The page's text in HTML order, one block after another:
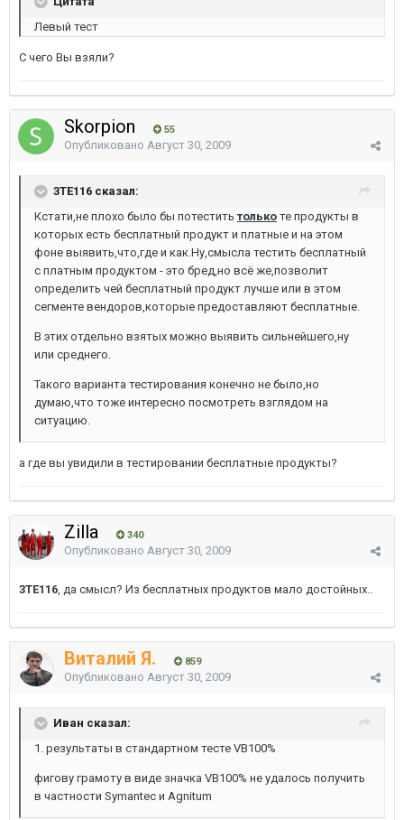
Левый тест
С чего Вы взяли?
Skorpion 55
Опубликовано Август 30, 2009
3TE116 сказал:
Кстати,не плохо было бы потеститьтолько те продукты в
которых есть бесплатный продукт и платные и на этом
фоне выявить,что,где и как.Ну,смысла тестить бесплатный
с платным продуктом - это бред,но всё же,позволит
определить чей бесплатный продукт лучше или в этом
сегменте вендоров,которые предоставляют бесплатные.
В этих отдельно взятых можно выявить сильнейшего,ну
или среднего.
Такого варианта тестирования конечно не было,но
думаю,что тоже интересно посмотреть взглядом на
ситуацию.
а где вы увидили в тестировании бесплатные продукты?
Zilla 340
Опубликовано Август 30, 2009
3TE116, да смысл? Из бесплатных продуктов мало достойных..
Виталий Я. 859
Опубликовано Август 30, 2009
Иван сказал:
1. результаты в стандартном тесте VB100%
фигову грамоту в виде значка VB100% не удалось получить
в частности Symantec и Agnitum